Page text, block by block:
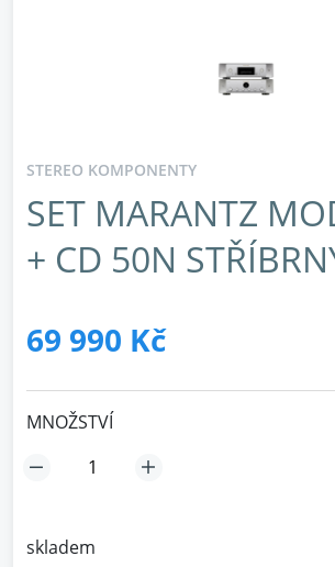
STEREO KOMPONENTY
SET MARANTZ
+ CD 50N
69 990 Kč
MNOŽSTVÍ
skladem